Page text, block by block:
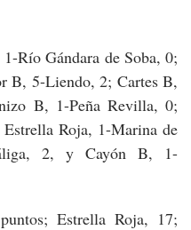
Río Gándara de Soba, 0;
B, 5-Liendo, 2; Cartes B,
B, 1-Peña Revilla, 0;
Roja, 1-Marina de
2, y Cayón B, 1-
Estrella Roja, 17;